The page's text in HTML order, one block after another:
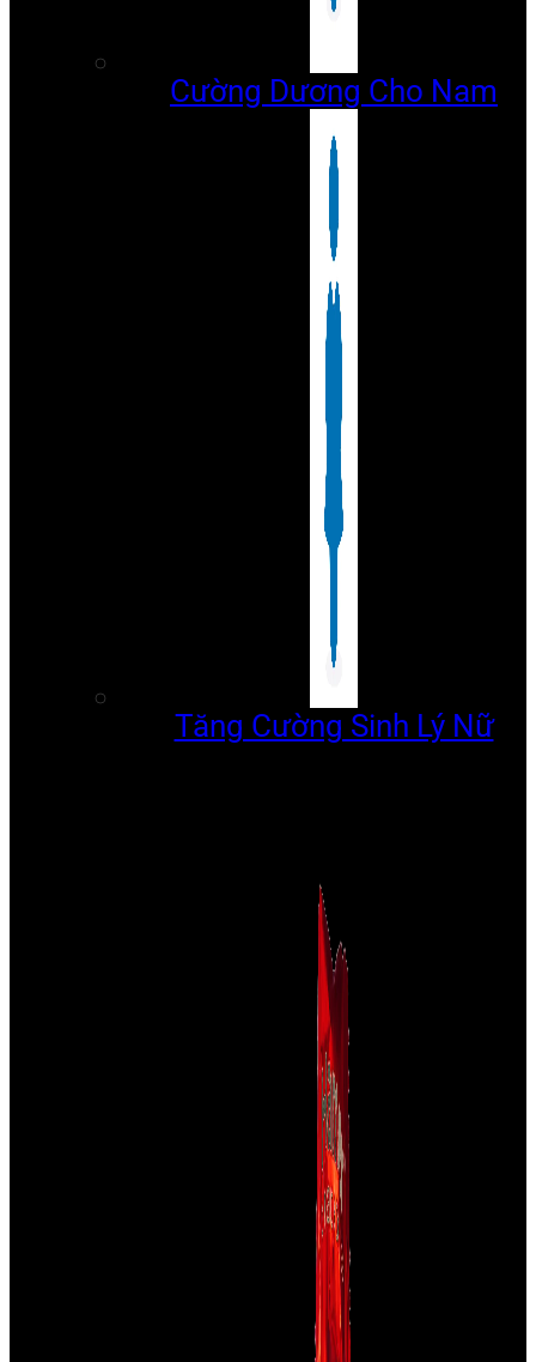
Cường Dương Cho Nam
Tăng Cường Sinh Lý Nữ